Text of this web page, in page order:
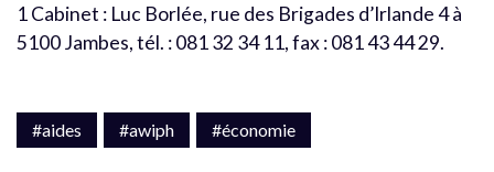
1 Cabinet : Luc Borlée, rue des Brigades d’Irlande 4 à
5100 Jambes, tél. : 081 32 34 11, fax : 081 43 44 29.
#aides #awiph #économie